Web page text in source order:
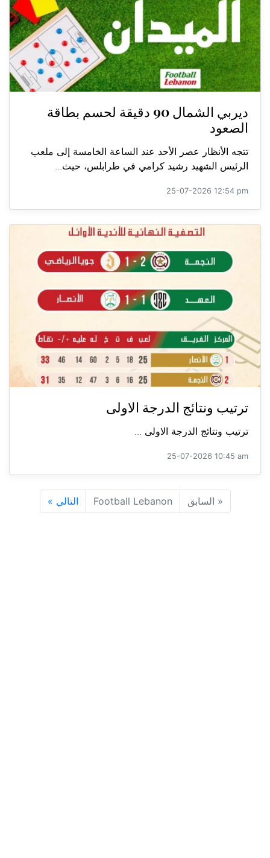
ديربي الشمال 90 دقيقة لحسم بطاقة
الصعود
تتجه الأنظار عصر الأحد عند الساعة الخامسة إلى ملعب
الرئيس الشهيد رشيد كرامي في طرابلس، حيث...
25-07-2026 12:54 pm
ترتيب ونتائج الدرجة الاولى
ترتيب ونتائج الدرجة الاولى ...
25-07-2026 10:45 am
« السابق Football Lebanon التالي »